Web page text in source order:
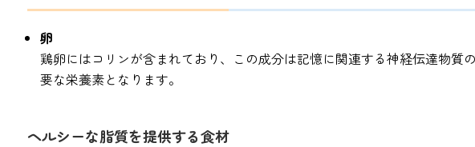
卵
鶏卵にはコリンが含まれており、この成分は記憶に関連する神経伝達物質
要な栄養素となります。
ヘルシーな脂質を提供する食材